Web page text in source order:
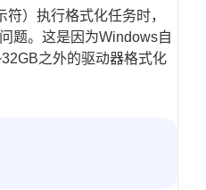
）执行格式化任务时，
题。这是因为Windows自
之外的驱动器格式化